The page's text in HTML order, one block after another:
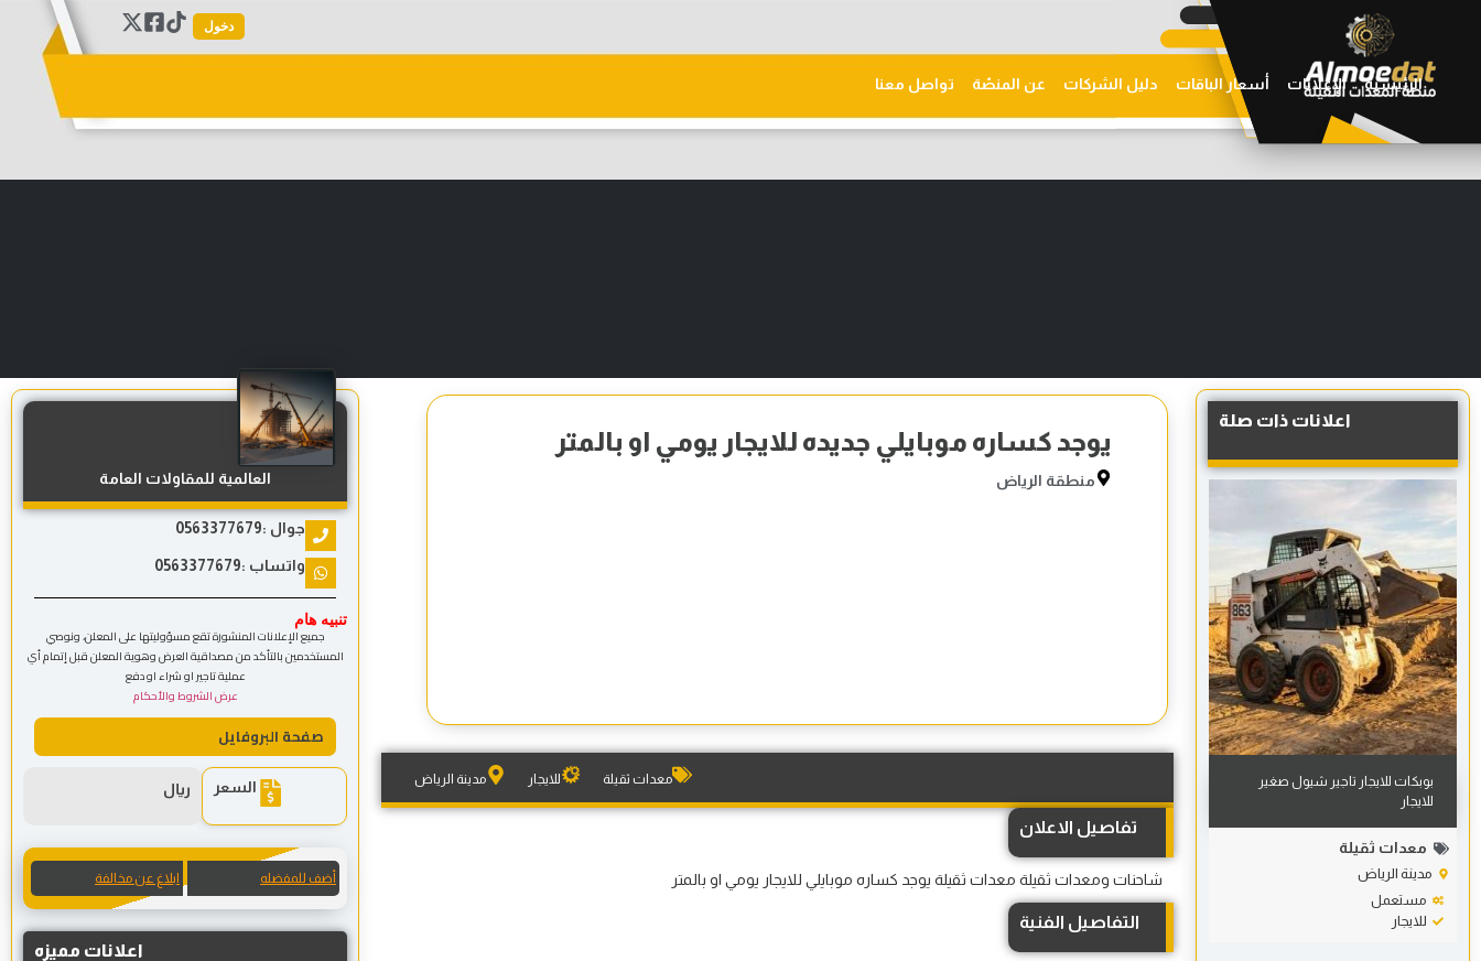
دخول
الرئيسية الإعلانات أسعار الباقات دليل الشركات عن المنصّة تواصل معنا
اعلانات ذات صلة
بوبكات للايجار تاجير شيول صغير
للايجار
معدات ثقيلة
مدينة الرياض
مستعمل
للايجار
يوجد كساره موبايلي جديده للايجار يومي او بالمتر
منطقة الرياض
مدينة الرياض للايجار معدات ثقيلة
تفاصيل الاعلان
شاحنات ومعدات ثقيلة معدات ثقيلة يوجد كساره موبايلي للايجار يومي او بالمتر
التفاصيل الفنية
العالمية للمقاولات العامة
جوال :0563377679
واتساب :0563377679
تنبيه هام
جميع الإعلانات المنشورة تقع مسؤوليتها على المعلن، ونوصي
المستخدمين بالتأكد من مصداقية العرض وهوية المعلن قبل إتمام أي
عملية تاجير او شراء او دفع
عرض الشروط والأحكام
صفحة البروفايل
السعر ريال
أضف للمفضله ابلاغ عن مخالفة
اعلانات مميزه